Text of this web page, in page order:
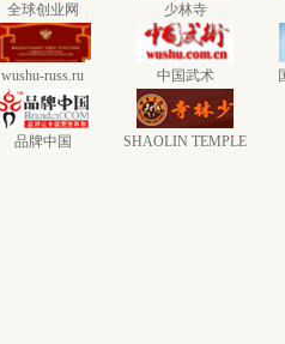
全球创业网 少林寺
wushu-russ.ru 中国武术
品牌中国 SHAOLIN TEMPLE